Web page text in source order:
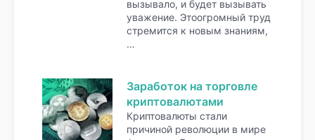
вызывало, и будет вызывать
уважение. Этоогромный труд
стремится к новым знаниям,
…
Заработок на торговле
криптовалютами
Криптовалюты стали
причиной революции в мире